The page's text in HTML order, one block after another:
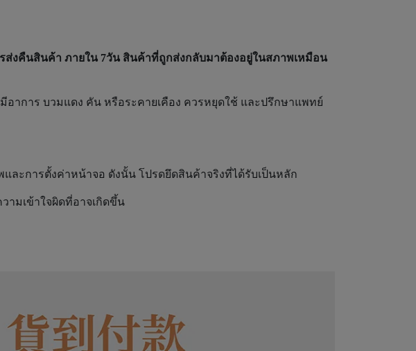
ส่งคืนสินค้า ภายใน 7วัน สินค้าที่ถูกส่งกลับมาต้องอยู่ในสภาพเหมือน
าการ บวมแดง คัน หรือระคายเคือง ควรหยุดใช้ และปรึกษาแพทย์
ละการตั้งค่าหน้าจอ ดังนั้น โปรดยึดสินค้าจริงที่ได้รับเป็นหลัก
ามเข้าใจผิดที่อาจเกิดขึ้น